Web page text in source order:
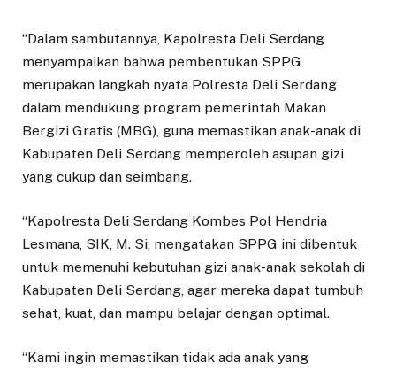
“Dalam sambutannya, Kapolresta Deli Serdang
menyampaikan bahwa pembentukan SPPG
merupakan langkah nyata Polresta Deli Serdang
dalam mendukung program pemerintah Makan
Bergizi Gratis (MBG), guna memastikan anak-anak di
Kabupaten Deli Serdang memperoleh asupan gizi
yang cukup dan seimbang.
“Kapolresta Deli Serdang Kombes Pol Hendria
Lesmana, SIK, M. Si, mengatakan SPPG ini dibentuk
untuk memenuhi kebutuhan gizi anak-anak sekolah di
Kabupaten Deli Serdang, agar mereka dapat tumbuh
sehat, kuat, dan mampu belajar dengan optimal.
“Kami ingin memastikan tidak ada anak yang